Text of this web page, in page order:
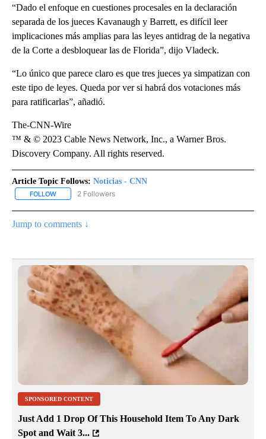
“Dado el enfoque en cuestiones procesales en la declaración
separada de los jueces Kavanaugh y Barrett, es difícil leer
implicaciones más amplias para las leyes antidrag de la negativa
de la Corte a desbloquear las de Florida”, dijo Vladeck.
“Lo único que parece claro es que tres jueces ya simpatizan con
este tipo de leyes. Queda por ver si habrá dos votaciones más
para ratificarlas”, añadió.
The-CNN-Wire
™ & © 2023 Cable News Network, Inc., a Warner Bros.
Discovery Company. All rights reserved.
Article Topic Follows: Noticias - CNN
FOLLOW FOLLOW "NOTICIAS - CNN" TO RECEIVE NOTIFICATIONS ABOUT
2 Followers
Jump to comments ↓
SPONSORED CONTENT
Just Add 1 Drop Of This Household Item To Any Dark
Spot and Wait 3...